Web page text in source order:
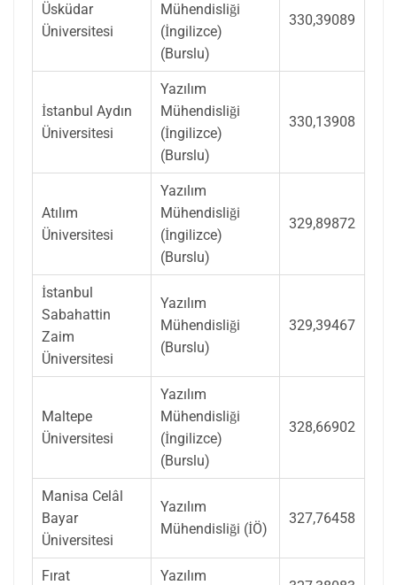
Üsküdar
Üniversitesi
Mühendisliği
(İngilizce)
(Burslu)
330,39089
İstanbul Aydın
Üniversitesi
Yazılım
Mühendisliği
(İngilizce)
(Burslu)
330,13908
Atılım
Üniversitesi
Yazılım
Mühendisliği
(İngilizce)
(Burslu)
329,89872
İstanbul
Sabahattin
Zaim
Üniversitesi
Yazılım
Mühendisliği
(Burslu)
329,39467
Maltepe
Üniversitesi
Yazılım
Mühendisliği
(İngilizce)
(Burslu)
328,66902
Manisa Celâl
Bayar
Üniversitesi
Yazılım
Mühendisliği (İÖ)
327,76458
Fırat Yazılım